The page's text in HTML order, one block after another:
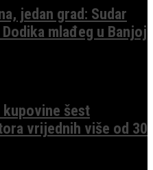
jedan grad: Sudar
mlađeg u Banjoj
šest
vrijednih više od 30